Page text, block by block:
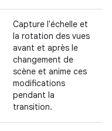
Capture l'échelle et
la rotation des vues
avant et après le
changement de
scène et anime ces
modifications
pendant la
transition.